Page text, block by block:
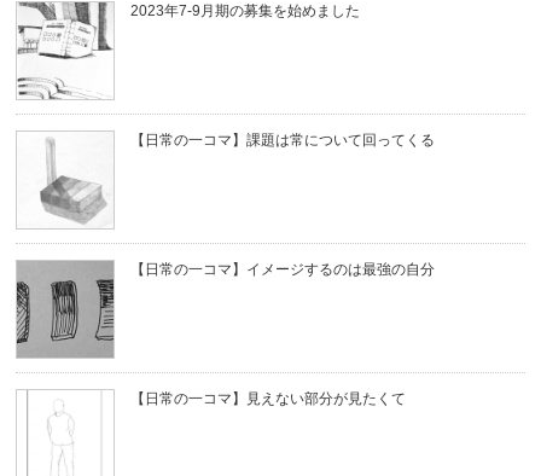
2023年7-9月期の募集を始めました
【日常の一コマ】課題は常について回ってくる
【日常の一コマ】イメージするのは最強の自分
【日常の一コマ】見えない部分が見たくて